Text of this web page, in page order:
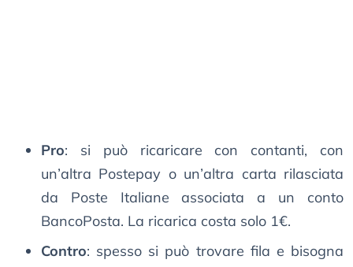
Pro: si può ricaricare con contanti, con
un’altra Postepay o un’altra carta rilasciata
da Poste Italiane associata a un conto
BancoPosta. La ricarica costa solo 1€.
Contro: spesso si può trovare fila e bisogna